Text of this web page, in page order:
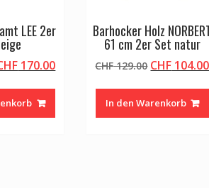
LEE 2er
war:
212.00
170.00Aktueller
CHF 170.00.
Barhocker Holz
61 cm 2er Set natur
CHF129.00
war:
CHF 129.00
CHF 104.00
In den Warenkorb